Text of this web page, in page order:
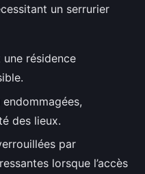
un serrurier
résidence
des lieux.
par
lorsque l’accès